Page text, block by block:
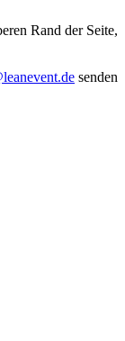
Rand der Seite,
senden